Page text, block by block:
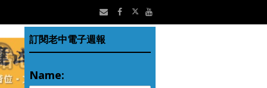
訂閱老中電子週報
Name: